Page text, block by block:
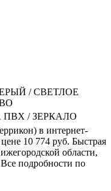
/ СВЕТЛОЕ
/ ЗЕРКАЛО
в интернет-
10 774 руб. Быстрая
области,
подробности по